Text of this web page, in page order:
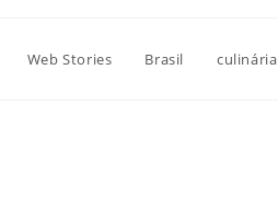
Web Stories Brasil culinária